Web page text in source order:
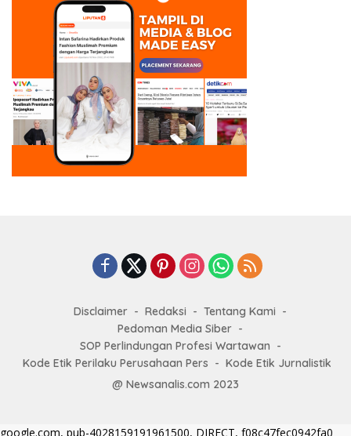
Disclaimer Redaksi
Tentang Kami
Pedoman Media Siber
SOP Perlindungan Profesi Wartawan
Kode Etik Perilaku Perusahaan Pers
Kode Etik Jurnalistik
@ Newsanalis.com 2023
google.com, pub-4028159191961500, DIRECT, f08c47fec0942fa0